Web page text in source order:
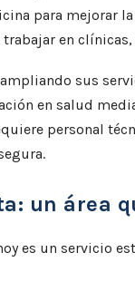
para mejorar
en clínicas,
sus
en salud
personal
un área
es un servicio